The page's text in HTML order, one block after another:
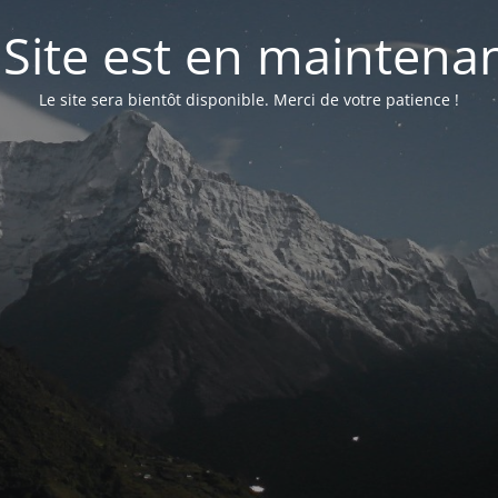
est en
Le site sera bientôt disponible. Merci de votre patience !